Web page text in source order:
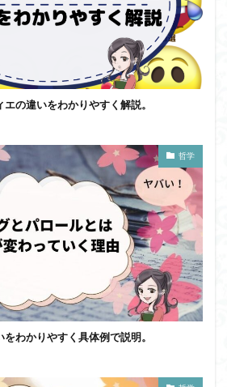
の違いをわかりやすく解説。
哲学
わかりやすく具体例で説明。